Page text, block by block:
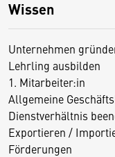
Wissen
Unternehmen
Lehrling ausbilden
1. Mitarbeiter:in
Allgemeine
Dienstverhältnis
Exportieren /
Förderungen